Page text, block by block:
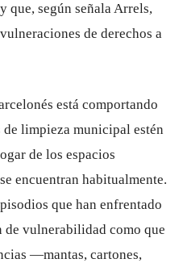
que, según señala Arrels,
de derechos a
está comportando
limpieza municipal estén
de los espacios
encuentran habitualmente.
que han enfrentado
de vulnerabilidad como que
—mantas, cartones,